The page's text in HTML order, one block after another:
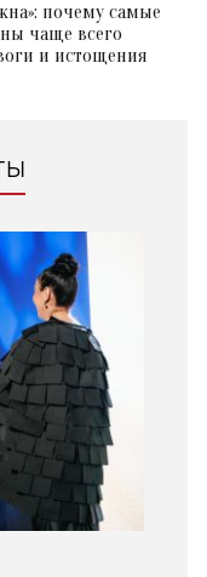
почему самые
чаще всего
и истощения